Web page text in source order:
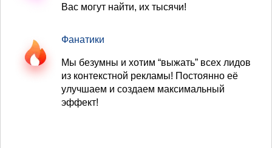
Вас могут найти, их тысячи!
Фанатики
Мы безумны и хотим “выжать” всех лидов
из контекстной рекламы! Постоянно её
улучшаем и создаем максимальный
эффект!